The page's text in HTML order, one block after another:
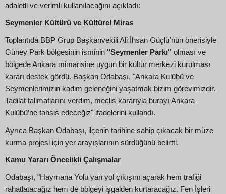
adaletli ve verimli kullanılacağını açıkladı:
Seymenler Kültürü ve Kültürel Miras
Toplantıda BBP Grup Başkanvekili Ali İhsan Güçlü’nün önerisiyle
Güney Park bölgesinin isminin "Seymenler Parkı" olması ve
bölgede Ankara mimarisine uygun bir kültür merkezi kurulması
kararı destek gördü. Başkan Odabaşı, "Ankara Kulübü ve
Seymenlerimizin kadim geleneğini yaşatmak bizim görevimizdir.
Tadilat talimatlarını verdim, meclis kararıyla burayı Ankara
Kulübü’ne tahsis edeceğiz" ifadelerini kullandı.
Ayrıca Başkan Odabaşı, ilçenin tarihine sahip çıkacak bir müze
kurma projesi için yer arayışlarının sürdüğünü belirtti.
Kamu Yararı Öncelikli Çalışmalar
Odabaşı, "Haymana Yolu yan yol çıkışını açarak hem trafiği
rahatlatacağız hem de bölgeyi işgalden kurtaracağız. Fen İşleri